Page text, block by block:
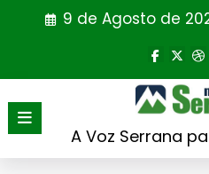
9 de Agosto de
A Voz Serrana